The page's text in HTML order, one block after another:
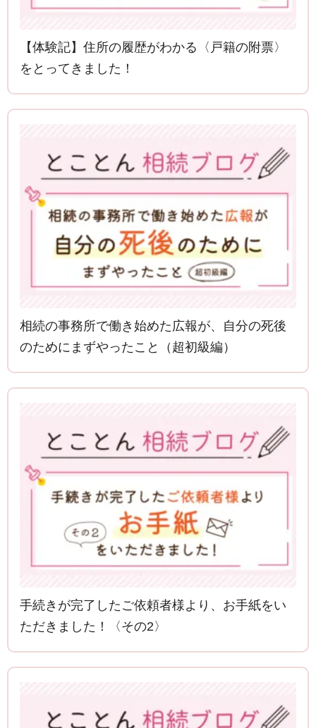
【体験記】住所の履歴がわかる〈戸籍の附票〉
をとってきました！
相続の事務所で働き始めた広報が、自分の死後
のためにまずやったこと（超初級編）
手続きが完了したご依頼者様より、お手紙をい
ただきました！〈その2〉